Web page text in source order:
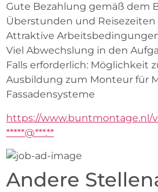
Gute Bezahlung gemäß dem
Überstunden und
Attraktive
Viel Abwechslung in den
Falls erforderlich: Möglichkeit
Ausbildung zum Monteur für
Fassadensysteme
https://www.buntmontage.nl/
*****@***.**
Andere